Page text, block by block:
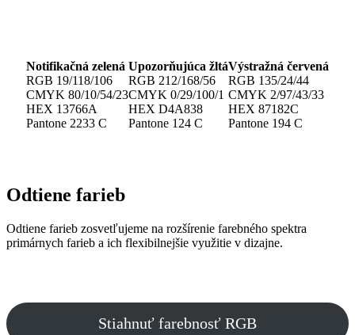
Notifikačná zelená
RGB 19/118/106
CMYK 80/10/54/23
HEX 13766A
Pantone 2233 C
Upozorňujúca žltá
RGB 212/168/56
CMYK 0/29/100/1
HEX D4A838
Pantone 124 C
Výstražná červená
RGB 135/24/44
CMYK 2/97/43/33
HEX 87182C
Pantone 194 C
Odtiene farieb
Odtiene farieb zosvetľujeme na rozšírenie farebného spektra
primárnych farieb a ich flexibilnejšie využitie v dizajne.
Stiahnuť farebnosť RGB